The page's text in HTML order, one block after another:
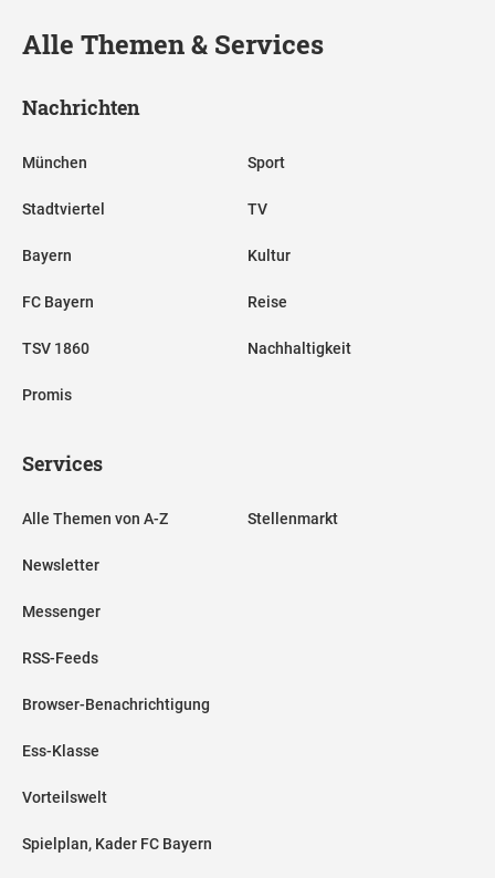
Alle Themen & Services
Nachrichten
München
Stadtviertel
Bayern
FC Bayern
TSV 1860
Promis
Sport
TV
Kultur
Reise
Nachhaltigkeit
Services
Alle Themen von A-Z
Newsletter
Messenger
RSS-Feeds
Browser-Benachrichtigung
Ess-Klasse
Vorteilswelt
Spielplan, Kader FC Bayern
Stellenmarkt